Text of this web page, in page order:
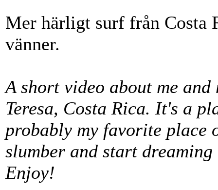
Mer härligt surf från Costa
vänner.
A short video about me
Teresa, Costa Rica. It's a
probably my favorite place
slumber and start
Enjoy!